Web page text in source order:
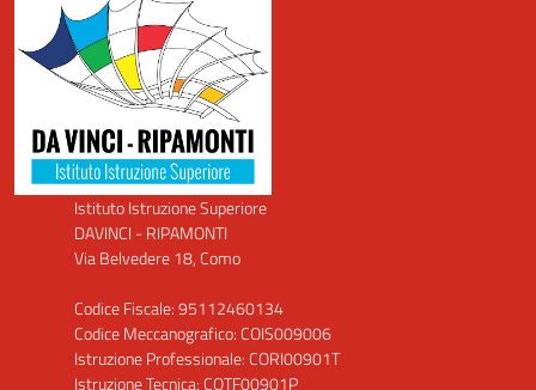
Istituto Istruzione Superiore
DAVINCI - RIPAMONTI
Via Belvedere 18, Como
Codice Fiscale: 95112460134
Codice Meccanografico: COIS009006
Istruzione Professionale: CORI00901T
Istruzione Tecnica: COTF00901P